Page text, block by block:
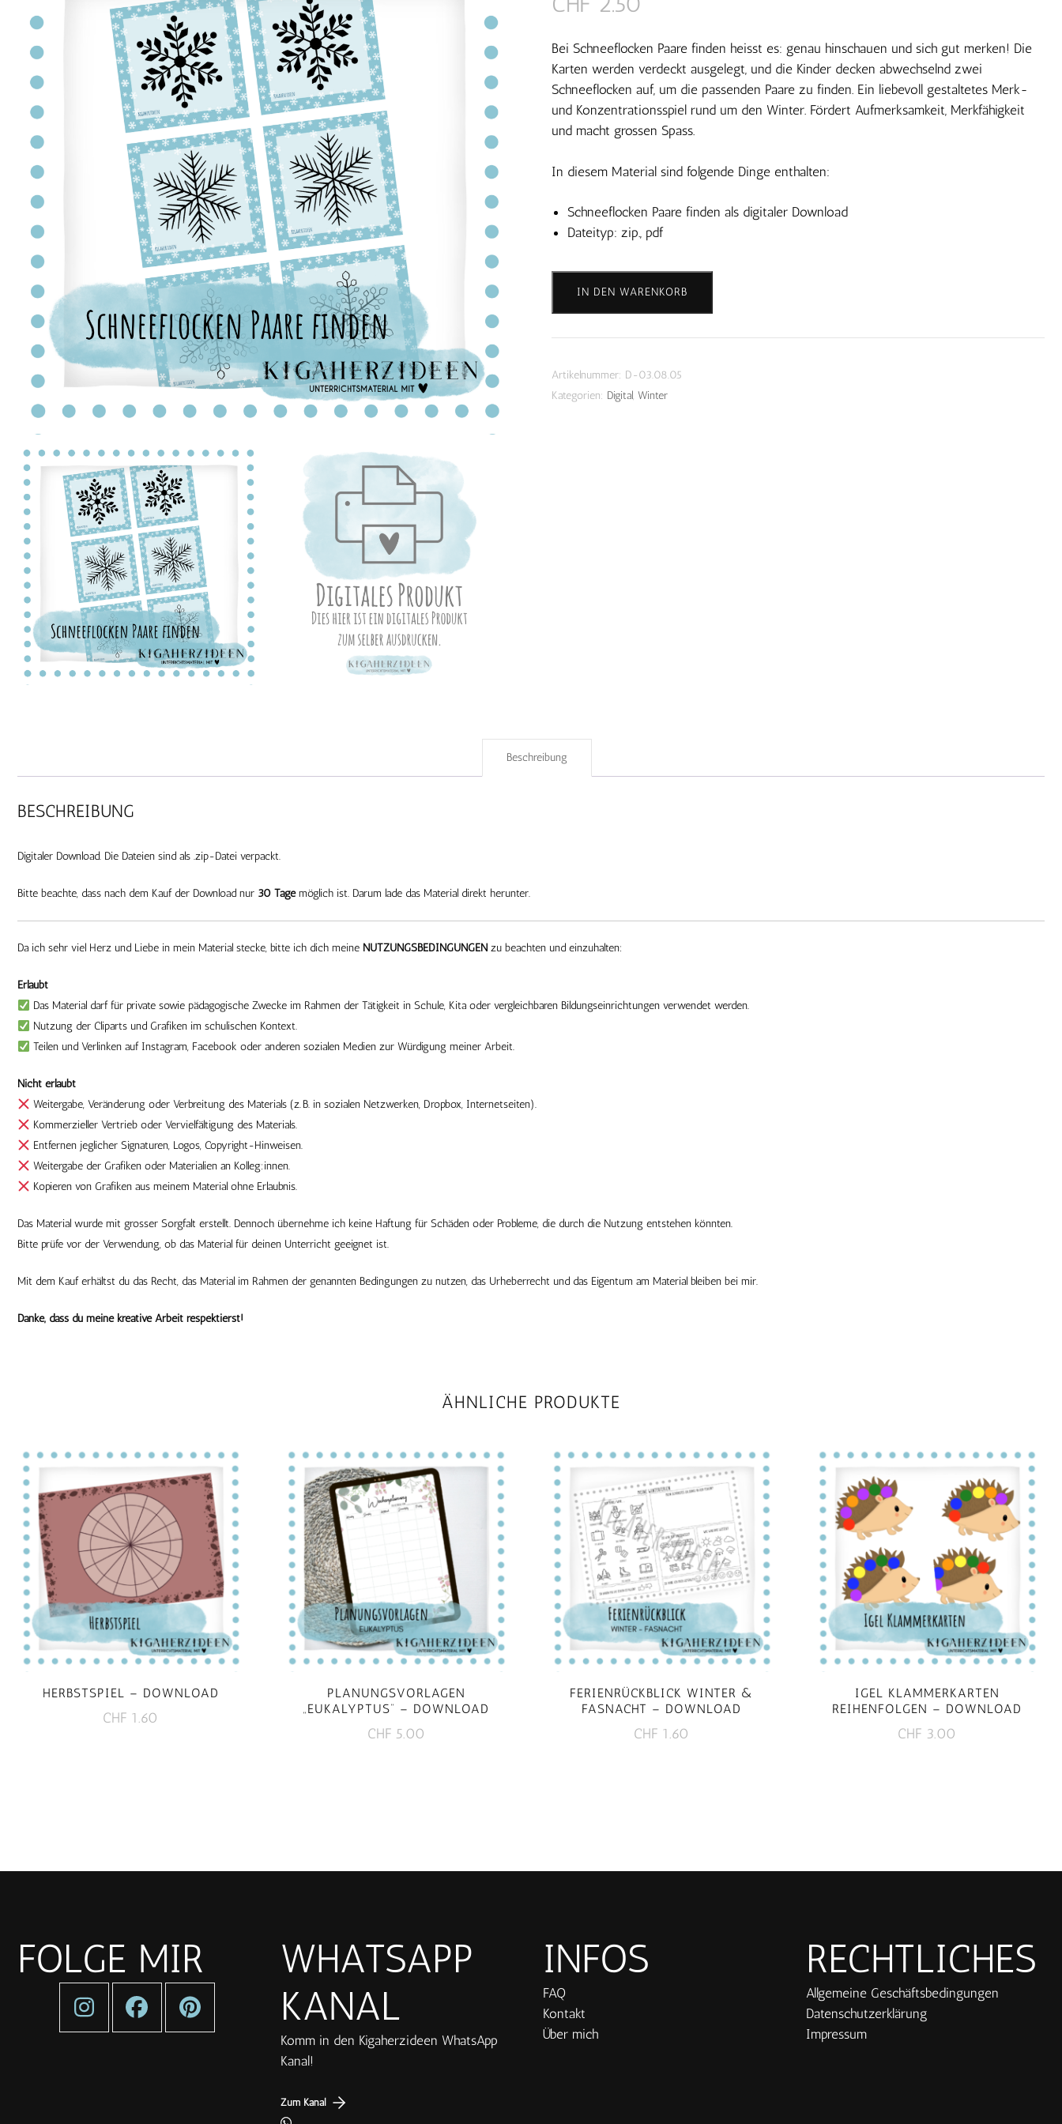
Bei Schneeflocken Paare finden heisst es: genau hinschauen und sich gut merken! Die
Karten werden verdeckt ausgelegt, und die Kinder decken abwechselnd zwei
Schneeflocken auf, um die passenden Paare zu finden. Ein liebevoll gestaltetes Merk-
und Konzentrationsspiel rund um den Winter. Fördert Aufmerksamkeit, Merkfähigkeit
und macht grossen Spass.
In diesem Material sind folgende Dinge enthalten:
Schneeflocken Paare finden als digitaler Download
Dateityp: zip., pdf
Schneeflocken
Paare
finden
-
Menge
IN DEN WARENKORB
Artikelnummer: D-03.08.05
Kategorien: Digital, Winter
Beschreibung
BESCHREIBUNG
Digitaler Download. Die Dateien sind als .zip-Datei verpackt.
Bitte beachte, dass nach dem Kauf der Download nur 30 Tagemöglich ist. Darum lade das Material direkt herunter.
Da ich sehr viel Herz und Liebe in mein Material stecke, bitte ich dich meine NUTZUNGSBEDINGUNGEN zu beachten und einzuhalten:
Erlaubt
Das Material darf für private sowie pädagogische Zwecke im Rahmen der Tätigkeit in Schule, Kita oder vergleichbaren Bildungseinrichtungen verwendet werden.
Nutzung der Cliparts und Grafiken im schulischen Kontext.
Teilen und Verlinken auf Instagram, Facebook oder anderen sozialen Medien zur Würdigung meiner Arbeit.
Nicht erlaubt
Weitergabe, Veränderung oder Verbreitung des Materials (z. B. in sozialen Netzwerken, Dropbox, Internetseiten).
Kommerzieller Vertrieb oder Vervielfältigung des Materials.
Entfernen jeglicher Signaturen, Logos, Copyright-Hinweisen.
Weitergabe der Grafiken oder Materialien an Kolleg:innen.
Kopieren von Grafiken aus meinem Material ohne Erlaubnis.
Das Material wurde mit grosser Sorgfalt erstellt. Dennoch übernehme ich keine Haftung für Schäden oder Probleme, die durch die Nutzung entstehen könnten.
Bitte prüfe vor der Verwendung, ob das Material für deinen Unterricht geeignet ist.
Mit dem Kauf erhältst du das Recht, das Material im Rahmen der genannten Bedingungen zu nutzen, das Urheberrecht und das Eigentum am Material bleiben bei mir.
Danke, dass du meine kreative Arbeit respektierst!
ÄHNLICHE PRODUKTE
HERBSTSPIEL – DOWNLOAD
CHF 1.60
PLANUNGSVORLAGEN
„EUKALYPTUS“ – DOWNLOAD
CHF 5.00
FERIENRÜCKBLICK WINTER &
FASNACHT – DOWNLOAD
CHF 1.60
IGEL KLAMMERKARTEN
REIHENFOLGEN – DOWNLOAD
CHF 3.00
FOLGE MIR
WHATSAPP
KANAL
Komm in den Kigaherzideen WhatsApp
Kanal!
Zum Kanal
INFOS
FAQ
Kontakt
Über mich
RECHTLICHES
Allgemeine Geschäftsbedingungen
Datenschutzerklärung
Impressum